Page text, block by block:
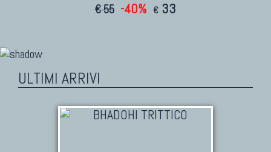
€ 55 -40% € 33
ULTIMI ARRIVI